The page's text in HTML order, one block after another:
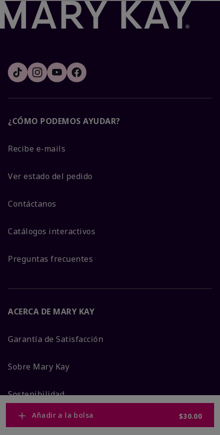
Añadir a la bolsa $30.00
¿CÓMO PODEMOS AYUDAR?
Recibe e-mails
Ver estado del pedido
Contáctanos
Catálogos interactivos
Preguntas frecuentes
ACERCA DE MARY KAY
Garantía de Satisfacción
Sobre Mary Kay
Sostenibilidad
Promesa De Producto